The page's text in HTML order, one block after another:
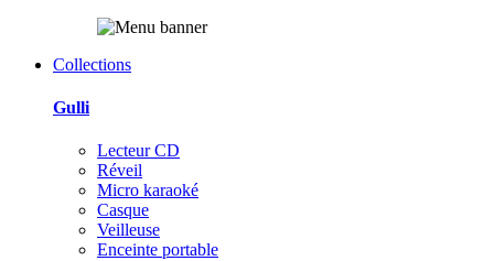
Collections
Gulli
Lecteur CD
Réveil
Micro karaoké
Casque
Veilleuse
Enceinte portable